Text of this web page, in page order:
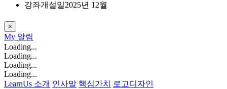
강좌개설일2025년 12월
×
My 알림
Loading...
Loading...
Loading...
Loading...
LearnUs 소개 인사말 핵심가치
로고디자인